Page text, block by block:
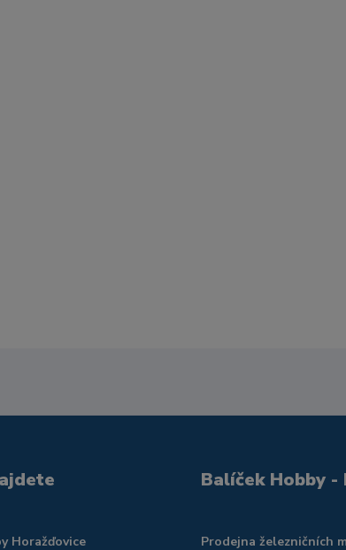
Horažďovice
Balíček Hobby -
Prodejna železničních